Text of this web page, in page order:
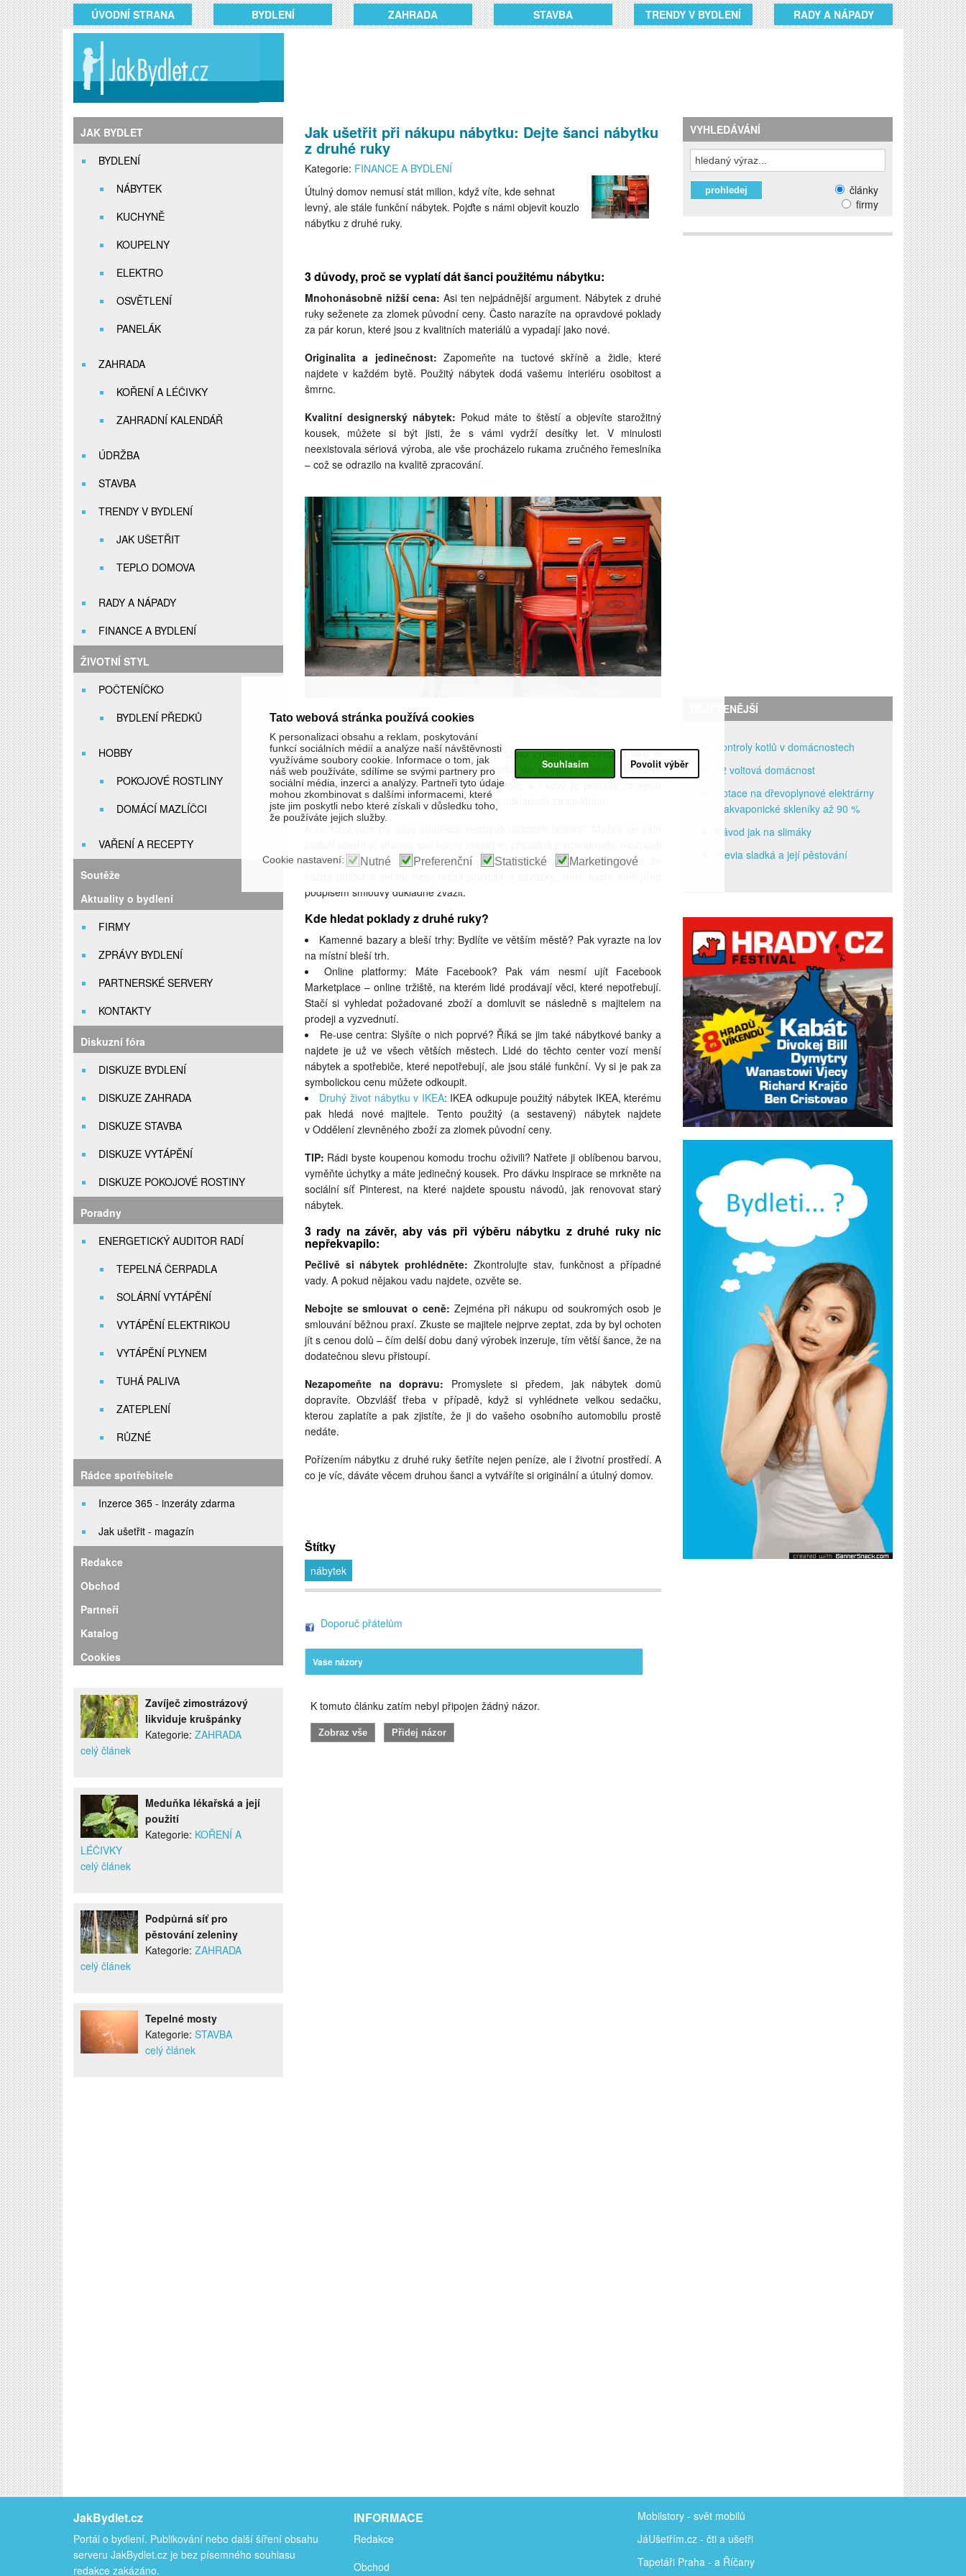
ÚVODNÍ STRANA BYDLENÍ ZAHRADA STAVBA TRENDY V BYDLENÍ RADY A NÁPADY
JAK BYDLET
BYDLENÍ
NÁBYTEK
KUCHYNĚ
KOUPELNY
ELEKTRO
OSVĚTLENÍ
PANELÁK
ZAHRADA
KOŘENÍ A LÉČIVKY
ZAHRADNÍ KALENDÁŘ
ÚDRŽBA
STAVBA
TRENDY V BYDLENÍ
JAK UŠETŘIT
TEPLO DOMOVA
RADY A NÁPADY
FINANCE A BYDLENÍ
ŽIVOTNÍ STYL
POČTENÍČKO
BYDLENÍ PŘEDKŮ
HOBBY
POKOJOVÉ ROSTLINY
DOMÁCÍ MAZLÍČCI
VAŘENÍ A RECEPTY
Soutěže
Aktuality o bydlení
FIRMY
ZPRÁVY BYDLENÍ
PARTNERSKÉ SERVERY
KONTAKTY
Diskuzní fóra
DISKUZE BYDLENÍ
DISKUZE ZAHRADA
DISKUZE STAVBA
DISKUZE VYTÁPĚNÍ
DISKUZE POKOJOVÉ ROSTINY
Poradny
ENERGETICKÝ AUDITOR RADÍ
TEPELNÁ ČERPADLA
SOLÁRNÍ VYTÁPĚNÍ
VYTÁPĚNÍ ELEKTRIKOU
VYTÁPĚNÍ PLYNEM
TUHÁ PALIVA
ZATEPLENÍ
RŮZNÉ
Rádce spotřebitele
Inzerce 365 - inzeráty zdarma
Jak ušetřit - magazín
Redakce
Obchod
Partneři
Katalog
Cookies
Zavíječ zimostrázový
likviduje krušpánky
Kategorie: ZAHRADA
celý článek
Meduňka lékařská a její
použití
Kategorie: KOŘENÍ A
LÉČIVKY
celý článek
Podpůrná síť pro
pěstování zeleniny
Kategorie: ZAHRADA
celý článek
Tepelné mosty
Kategorie: STAVBA
celý článek
Jak ušetřit při nákupu nábytku: Dejte šanci nábytku
z druhé ruky
Kategorie: FINANCE A BYDLENÍ
Útulný domov nemusí stát milion, když víte, kde sehnat
levný, ale stále funkční nábytek. Pojďte s námi objevit kouzlo
nábytku z druhé ruky.
3 důvody, proč se vyplatí dát šanci použitému nábytku:
Mnohonásobně nižší cena: Asi ten nejpádnější argument. Nábytek z druhé
ruky seženete za zlomek původní ceny. Často narazíte na opravdové poklady
za pár korun, které jsou z kvalitních materiálů a vypadají jako nové.
Originalita a jedinečnost: Zapomeňte na tuctové skříně a židle, které
najdete v každém bytě. Použitý nábytek dodá vašemu interiéru osobitost a
šmrnc.
Kvalitní designerský nábytek: Pokud máte to štěstí a objevíte starožitný
kousek, můžete si být jisti, že s vámi vydrží desítky let. V minulosti
neexistovala sériová výroba, ale vše procházelo rukama zručného řemeslníka
– což se odrazilo na kvalitě zpracování.
A co spotřebiče?
Zatímco u nábytku se secondhand nákup často vyplatí, u spotřebičů jako je
pračka nebo lednice zvažte spíše investici do nového modelu. Moderní
spotřebiče se pyšní nízkou spotřebou energie, a i když je pořídíte za vyšší
cenu, v dlouhodobém horizontu ušetříte na nákladech za elektřinu.
financování, jako je bankovní nebonebankovní půjčka
. Nezapomeňte ale, že
podpisem smlouvy důkladně zvážit.
Kde hledat poklady z druhé ruky?
Kamenné bazary a bleší trhy: Bydlíte ve větším městě? Pak vyrazte na lov
na místní bleší trh.
Online platformy: Máte Facebook? Pak vám nesmí ujít Facebook
Marketplace – online tržiště, na kterém lidé prodávají věci, které nepotřebují.
Stačí si vyhledat požadované zboží a domluvit se následně s majitelem na
prodeji a vyzvednutí.
Re-use centra: Slyšíte o nich poprvé? Říká se jim také nábytkové banky a
najdete je už ve všech větších městech. Lidé do těchto center vozí menší
nábytek a spotřebiče, které nepotřebují, ale jsou stálé funkční. Vy si je pak za
symbolickou cenu můžete odkoupit.
Druhý život nábytku v IKEA: IKEA odkupuje použitý nábytek IKEA, kterému
pak hledá nové majitele. Tento použitý (a sestavený) nábytek najdete
v Oddělení zlevněného zboží za zlomek původní ceny.
TIP: Rádi byste koupenou komodu trochu oživili? Natřete ji oblíbenou barvou,
vyměňte úchytky a máte jedinečný kousek. Pro dávku inspirace se mrkněte na
sociální síť Pinterest, na které najdete spoustu návodů, jak renovovat starý
nábytek.
3 rady na závěr, aby vás při výběru nábytku z druhé ruky nic
nepřekvapilo:
Pečlivě si nábytek prohlédněte: Zkontrolujte stav, funkčnost a případné
vady. A pokud nějakou vadu najdete, ozvěte se.
Nebojte se smlouvat o ceně: Zejména při nákupu od soukromých osob je
smlouvání běžnou praxí. Zkuste se majitele nejprve zeptat, zda by byl ochoten
jít s cenou dolů – čím delší dobu daný výrobek inzeruje, tím větší šance, že na
dodatečnou slevu přistoupí.
Nezapomeňte na dopravu: Promyslete si předem, jak nábytek domů
dopravíte. Obzvlášť třeba v případě, když si vyhlédnete velkou sedačku,
kterou zaplatíte a pak zjistíte, že ji do vašeho osobního automobilu prostě
nedáte.
Pořízením nábytku z druhé ruky šetříte nejen peníze, ale i životní prostředí. A
co je víc, dáváte věcem druhou šanci a vytváříte si originální a útulný domov.
Štítky
nábytek
Doporuč přátelům
Vaše názory
K tomuto článku zatím nebyl připojen žádný názor.
VYHLEDÁVÁNÍ
články
firmy
NEJČTENĚJŠÍ
Kontroly kotlů v domácnostech
12 voltová domácnost
Dotace na dřevoplynové elektrárny
a akvaponické skleníky až 90 %
Návod jak na slimáky
Stevia sladká a její pěstování
JakBydlet.cz
Portál o bydlení. Publikování nebo další šíření obsahu
serveru JakBydlet.cz je bez písemného souhlasu
redakce zakázáno.
INFORMACE
Redakce
Obchod
Mobilstory - svět mobilů
JáUšetřím.cz - čti a ušetři
Tapetáři Praha - a Říčany
Tato webová stránka používá cookies
K personalizaci obsahu a reklam, poskytování
funkcí sociálních médií a analýze naší návštěvnosti
využíváme soubory cookie. Informace o tom, jak
náš web používáte, sdílíme se svými partnery pro
sociální média, inzerci a analýzy. Partneři tyto údaje
mohou zkombinovat s dalšími informacemi, které
jste jim poskytli nebo které získali v důsledku toho,
že používáte jejich služby.
Souhlasím Povolit výběr
Cookie nastavení: Nutné Preferenční Statistické Marketingové